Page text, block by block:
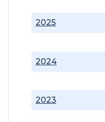
2023
2024
2025